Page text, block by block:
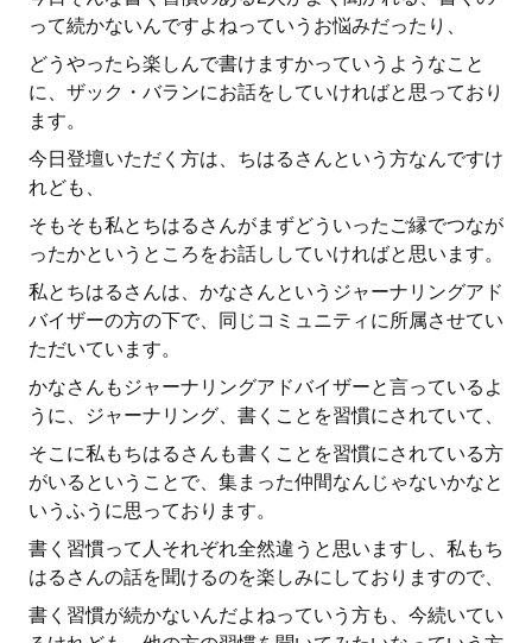
って続かないんですよねっていうお悩みだったり、
どうやったら楽しんで書けますかっていうようなこと
に、ザック・バランにお話をしていければと思っており
ます。
今日登壇いただく方は、ちはるさんという方なんですけ
れども、
そもそも私とちはるさんがまずどういったご縁でつなが
ったかというところをお話ししていければと思います。
私とちはるさんは、かなさんというジャーナリングアド
バイザーの方の下で、同じコミュニティに所属させてい
ただいています。
かなさんもジャーナリングアドバイザーと言っているよ
うに、ジャーナリング、書くことを習慣にされていて、
そこに私もちはるさんも書くことを習慣にされている方
がいるということで、集まった仲間なんじゃないかなと
いうふうに思っております。
書く習慣って人それぞれ全然違うと思いますし、私もち
はるさんの話を聞けるのを楽しみにしておりますので、
書く習慣が続かないんだよねっていう方も、今続いてい